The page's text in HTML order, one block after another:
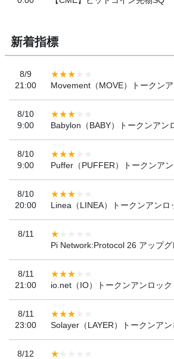
新着指標
8/9
21:00
Movement（MOVE）トークン
8/10
9:00
Babylon（BABY）トークンアン
8/10
9:00
Puffer（PUFFER）トークンア
8/10
20:00
Linea（LINEA）トークンアンロ
8/11
Pi Network:Protocol 26 アップグ
8/11
21:00
io.net（IO）トークンアンロック
8/11
23:00
Solayer（LAYER）トークンアン
8/12